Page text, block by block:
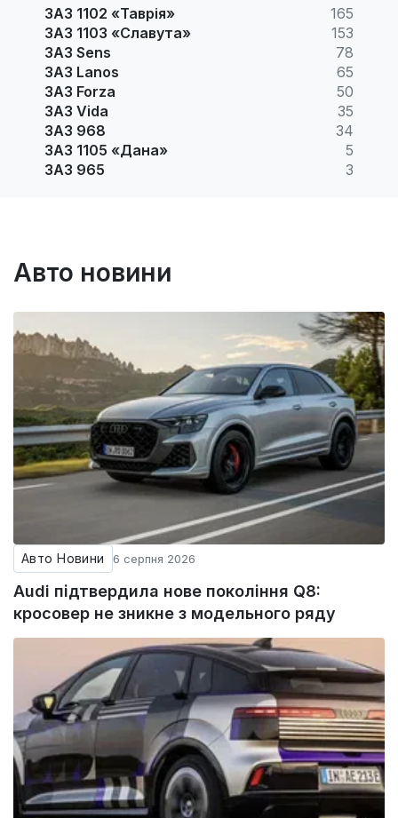
ЗАЗ 1102 «Таврія»
165
ЗАЗ 1103 «Славута»
153
ЗАЗ Sens
78
ЗАЗ Lanos
65
ЗАЗ Forza
50
ЗАЗ Vida
35
ЗАЗ 968
34
ЗАЗ 1105 «Дана»
5
ЗАЗ 965
3
Авто новини
Авто Новини 6 серпня 2026
Audi підтвердила нове покоління Q8:
кросовер не зникне з модельного ряду